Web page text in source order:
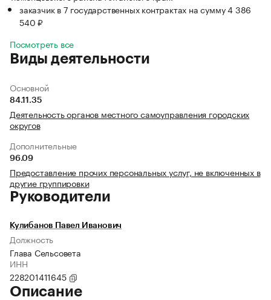
заказчик в 7 государственных контрактах на сумму 4 386
540 ₽
Посмотреть все
Виды деятельности
Основной
84.11.35
Деятельность органов местного самоуправления городских
округов
Дополнительные
96.09
Предоставление прочих персональных услуг, не включенных в
другие группировки
Руководители
Кулибанов Павел Иванович
Должность
Глава Сельсовета
ИНН
228201411645
Описание